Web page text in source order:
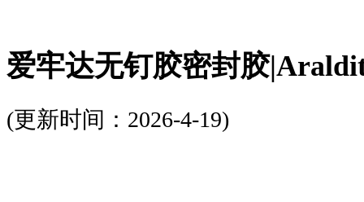
爱牢达无钉胶密封胶
(更新时间：2026-4-19)